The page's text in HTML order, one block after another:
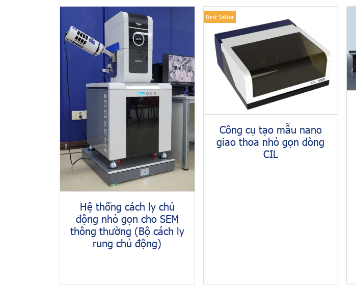
Hệ thống cách ly chủ
động nhỏ gọn cho SEM
thông thường (Bộ cách ly
rung chủ động)
Best Seller
Công cụ tạo mẫu nano
giao thoa nhỏ gọn dòng
CIL